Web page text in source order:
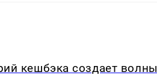
кешбэка создает волны